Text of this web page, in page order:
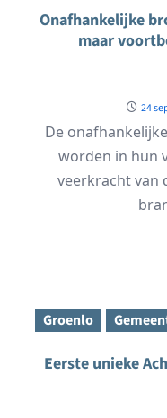
Onafhankelijke
maar
24
De
worden in hun
veerkracht van
Groenlo
Eerste unieke